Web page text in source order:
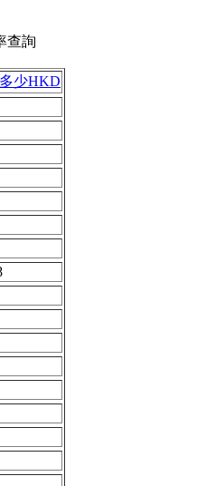
查詢
少HKD